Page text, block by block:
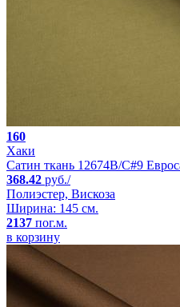
160
Хаки
Сатин ткань 12674B/C#9
368.42 руб./
Полиэстер, Вискоза
Ширина: 145 см.
2137 пог.м.
в корзину